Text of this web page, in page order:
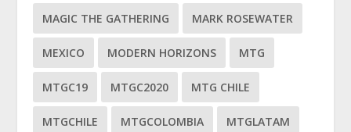
MAGIC THE GATHERING MARK ROSEWATER
MEXICO MODERN HORIZONS MTG
MTGC19 MTGC2020 MTG CHILE
MTGCHILE MTGCOLOMBIA MTGLATAM